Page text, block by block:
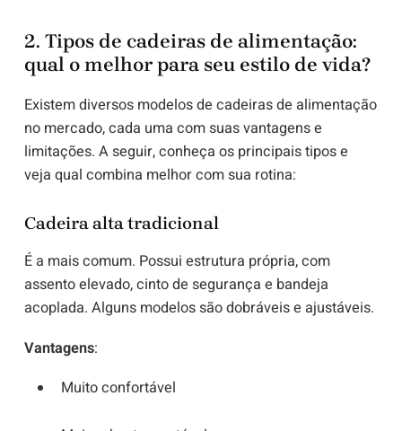
2. Tipos de cadeiras de alimentação:
qual o melhor para seu estilo de vida?
Existem diversos modelos de cadeiras de alimentação
no mercado, cada uma com suas vantagens e
limitações. A seguir, conheça os principais tipos e
veja qual combina melhor com sua rotina:
Cadeira alta tradicional
É a mais comum. Possui estrutura própria, com
assento elevado, cinto de segurança e bandeja
acoplada. Alguns modelos são dobráveis e ajustáveis.
Vantagens:
Muito confortável